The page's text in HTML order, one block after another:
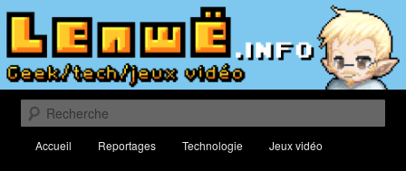
Aller
contenu
principal
Aller
contenu
secondaireLenwë – Culture geek, tech et jeux
vidéo
Classement des meilleurs joueurs au Quizz World of Warcraft
Recherche
principal
Accueil Reportages Technologie Jeux vidéo